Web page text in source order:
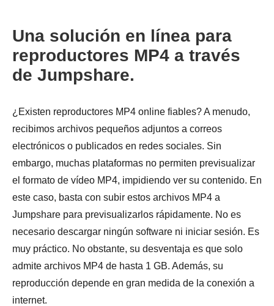
Una solución en línea para
reproductores MP4 a través
de Jumpshare.
¿Existen reproductores MP4 online fiables? A menudo,
recibimos archivos pequeños adjuntos a correos
electrónicos o publicados en redes sociales. Sin
embargo, muchas plataformas no permiten previsualizar
el formato de vídeo MP4, impidiendo ver su contenido. En
este caso, basta con subir estos archivos MP4 a
Jumpshare para previsualizarlos rápidamente. No es
necesario descargar ningún software ni iniciar sesión. Es
muy práctico. No obstante, su desventaja es que solo
admite archivos MP4 de hasta 1 GB. Además, su
reproducción depende en gran medida de la conexión a
internet.